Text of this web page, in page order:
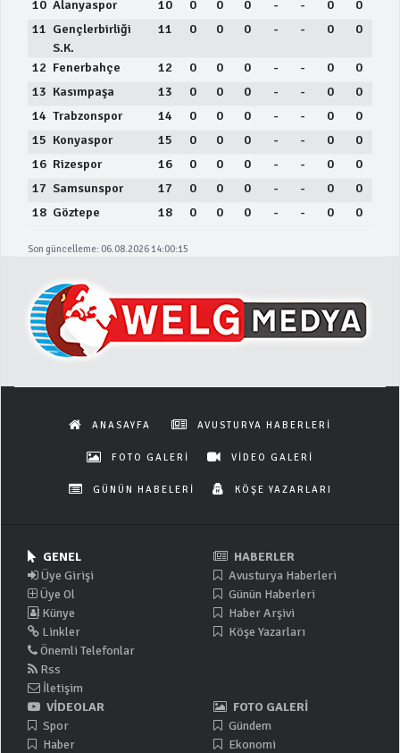
10 Alanyaspor 10 0 0 0 - - 0
0
11 Gençlerbirliği
S.K.
11 0 0 0 - - 0 0
12 Fenerbahçe 12 0 0 0 - - 0
0
13 Kasımpaşa 13 0 0 0 - - 0
0
14 Trabzonspor 14 0 0 0 - - 0
0
15 Konyaspor 15 0 0 0 - - 0
0
16 Rizespor 16 0 0 0 - - 0
0
17 Samsunspor 17 0 0 0 - - 0
0
18 Göztepe 18 0 0 0 - - 0 0
Son güncelleme: 06.08.2026 14:00:15
ANASAYFA AVUSTURYA HABERLERİ
FOTO GALERİ VİDEO GALERİ
GÜNÜN HABELERİ KÖŞE YAZARLARI
GENEL
Üye Girişi
Üye Ol
Künye
Linkler
Önemli Telefonlar
Rss
İletişim
HABERLER
Avusturya Haberleri
Günün Haberleri
Haber Arşivi
Köşe Yazarları
VİDEOLAR
Spor
Haber
FOTO GALERİ
Gündem
Ekonomi